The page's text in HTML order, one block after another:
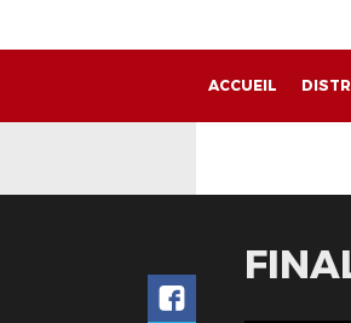
ACCUEIL